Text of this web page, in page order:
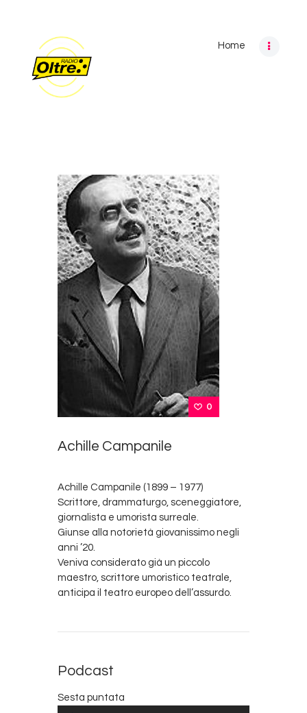
Home
Home
Contatti
Privacy Policy
0
Achille Campanile
Achille Campanile (1899 – 1977)
Scrittore, drammaturgo, sceneggiatore,
giornalista e umorista surreale.
Giunse alla notorietà giovanissimo negli
anni ’20.
Veniva considerato già un piccolo
maestro, scrittore umoristico teatrale,
anticipa il teatro europeo dell’assurdo.
Podcast
Sesta puntata